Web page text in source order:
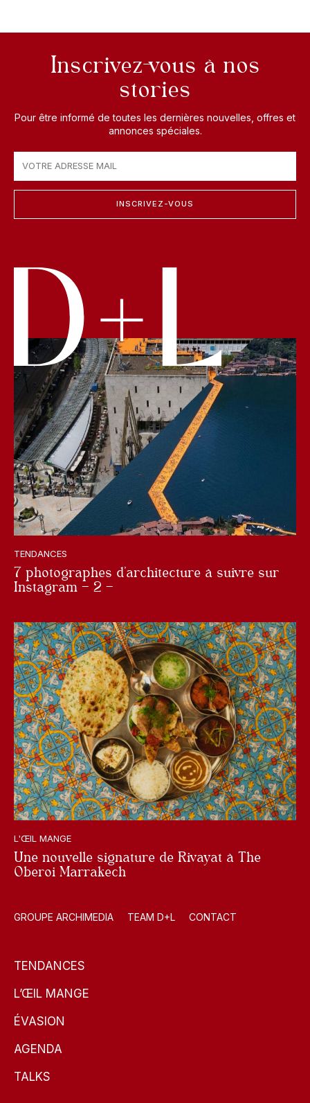
Inscrivez-vous à nos
stories
Pour être informé de toutes les dernières nouvelles, offres et
annonces spéciales.
INSCRIVEZ-VOUS
TENDANCES
7 photographes d’architecture à suivre sur
Instagram – 2 –
L'ŒIL MANGE
Une nouvelle signature de Rivayat à The
Oberoi Marrakech
GROUPE ARCHIMEDIA TEAM D+L CONTACT
TENDANCES
L’ŒIL MANGE
ÉVASION
AGENDA
TALKS